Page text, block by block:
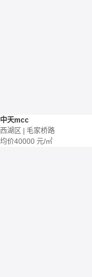
中天mcc
西湖区 | 毛家桥路
均价40000 元/㎡